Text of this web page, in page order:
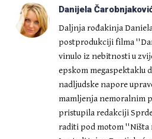
Danijela
Daljnja rođakinja
postprodukciji filma
vinulo iz nebitnosti u
epskom megaspektaklu
nadljudske napore
mamljenja nemoralnim
pristupila redakciji
raditi pod motom